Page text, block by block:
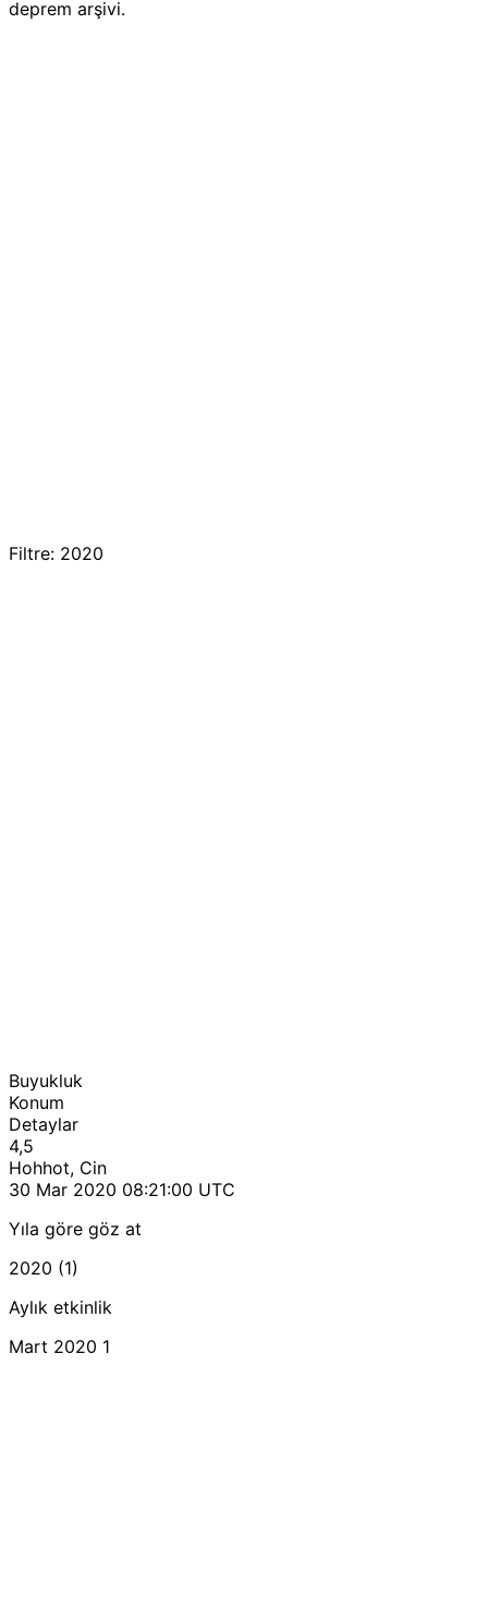
deprem arşivi.
Filtre: 2020
Buyukluk
Konum
Detaylar
4,5
Hohhot, Cin
30 Mar 2020 08:21:00 UTC
Yıla göre göz at
2020 (1)
Aylık etkinlik
Mart 2020 1